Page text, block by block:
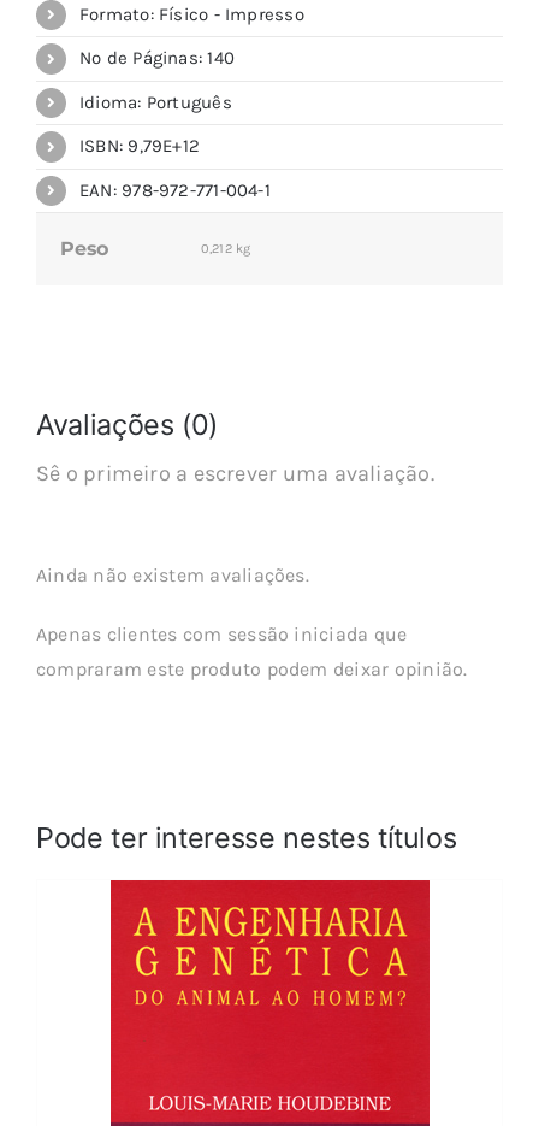
Formato: Físico - Impresso
Nº de Páginas: 140
Idioma: Português
ISBN: 9,79E+12
EAN: 978-972-771-004-1
Peso 0,212 kg
Avaliações (0)
Sê o primeiro a escrever uma avaliação.
Ainda não existem avaliações.
Apenas clientes com sessão iniciada que
compraram este produto podem deixar opinião.
Pode ter interesse nestes títulos